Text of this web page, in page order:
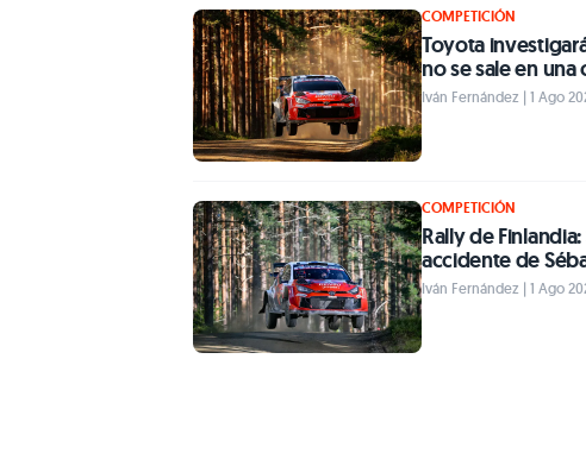
COMPETICIÓN
Toyota
no se sale en
Iván Fernández | 1 Ago
COMPETICIÓN
Rally de
accidente de
Iván Fernández | 1 Ago